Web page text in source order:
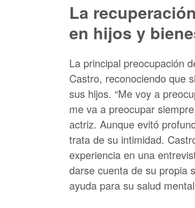
La
en hijos y
La principal preocupación
Castro, reconociendo que
sus hijos. “Me voy a
me va a preocupar
actriz. Aunque evitó
trata de su intimidad.
experiencia en una
darse cuenta de su propia
ayuda para su salud